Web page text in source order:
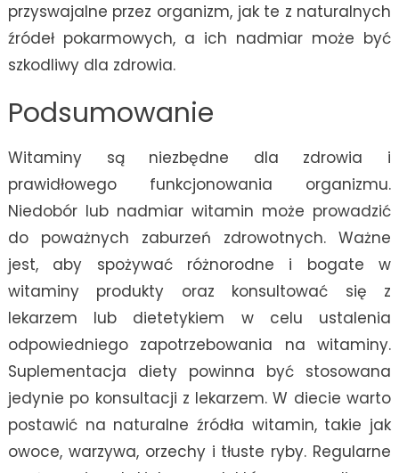
przyswajalne przez organizm, jak te z naturalnych
źródeł pokarmowych, a ich nadmiar może być
szkodliwy dla zdrowia.
Podsumowanie
Witaminy są niezbędne dla zdrowia i
prawidłowego funkcjonowania organizmu.
Niedobór lub nadmiar witamin może prowadzić
do poważnych zaburzeń zdrowotnych. Ważne
jest, aby spożywać różnorodne i bogate w
witaminy produkty oraz konsultować się z
lekarzem lub dietetykiem w celu ustalenia
odpowiedniego zapotrzebowania na witaminy.
Suplementacja diety powinna być stosowana
jedynie po konsultacji z lekarzem. W diecie warto
postawić na naturalne źródła witamin, takie jak
owoce, warzywa, orzechy i tłuste ryby. Regularne